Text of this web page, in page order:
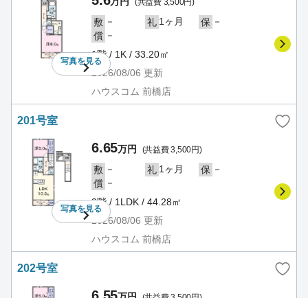
写真を見る
(共益費 3,500円)
敷 － 礼 1ヶ月 保 －
償 －
1階 / 1K / 33.20㎡
2026/08/06 更新
ハウスコム 前橋店
201号室
写真を見る
6.65万円 (共益費 3,500円)
敷 － 礼 1ヶ月 保 －
償 －
2階 / 1LDK / 44.28㎡
2026/08/06 更新
ハウスコム 前橋店
202号室